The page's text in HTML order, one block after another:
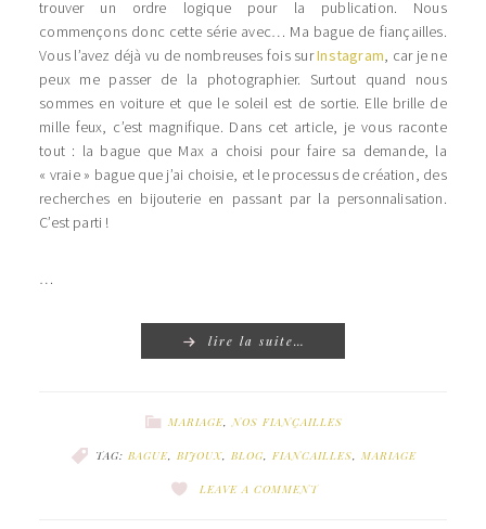
trouver un ordre logique pour la publication. Nous
commençons donc cette série avec… Ma bague de fiançailles.
Vous l’avez déjà vu de nombreuses fois surInstagram, car je ne
peux me passer de la photographier. Surtout quand nous
sommes en voiture et que le soleil est de sortie. Elle brille de
mille feux, c’est magnifique. Dans cet article, je vous raconte
tout : la bague que Max a choisi pour faire sa demande, la
« vraie » bague que j’ai choisie, et le processus de création, des
recherches en bijouterie en passant par la personnalisation.
C’est parti !
…
lire la suite…
MARIAGE,NOS FIANÇAILLES
TAG: BAGUE, BIJOUX, BLOG, FIANCAILLES, MARIAGE
LEAVE A COMMENT